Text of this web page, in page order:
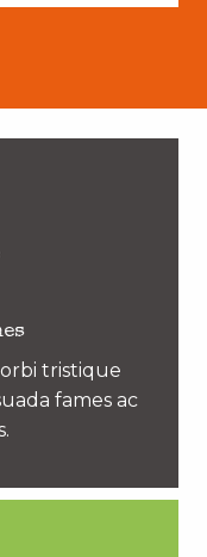
tristique
fames ac